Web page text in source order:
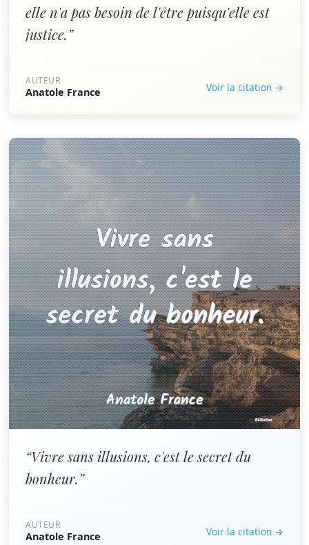
elle n'a pas besoin de l'être puisqu'elle est
justice.”
AUTEUR
Anatole France Voir la citation →
“Vivre sans illusions, c'est le secret du
bonheur.”
AUTEUR
Anatole France Voir la citation →